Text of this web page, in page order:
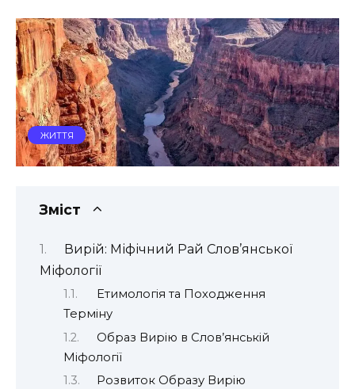
ЖИТТЯ
Зміст
Вирій: Міфічний Рай Слов’янської
Міфології
Етимологія та Походження
Терміну
Образ Вирію в Слов’янській
Міфології
Розвиток Образу Вирію